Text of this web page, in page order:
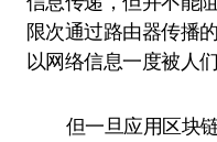
限次通过路由器传播
以网络信息一度被人
但一旦应用区块